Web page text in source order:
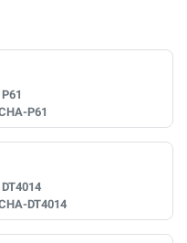
P61
P61
DT4014
DT4014